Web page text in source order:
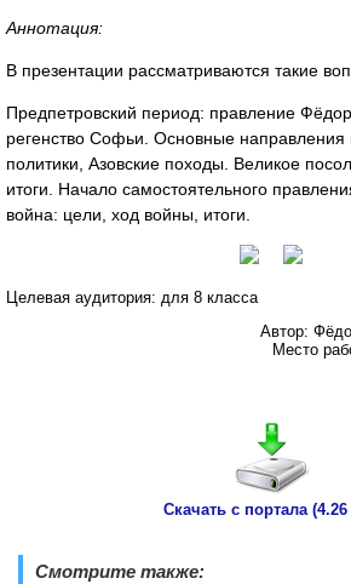
Аннотация:
В презентации рассматриваются такие
Предпетровский период: правление
регенство Софьи. Основные направления
политики, Азовские походы. Великое
итоги. Начало самостоятельного
война: цели, ход войны, итоги.
Целевая аудитория: для 8 класса
Автор:
Место
Скачать с портала (4.26
Смотрите также: